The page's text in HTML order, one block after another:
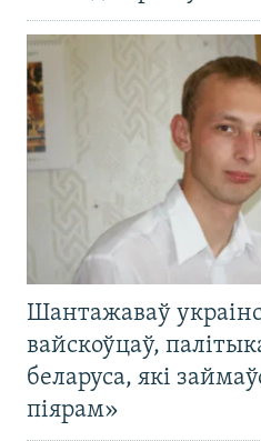
Шантажаваў
вайскоўцаў,
беларуса, які
піярам»